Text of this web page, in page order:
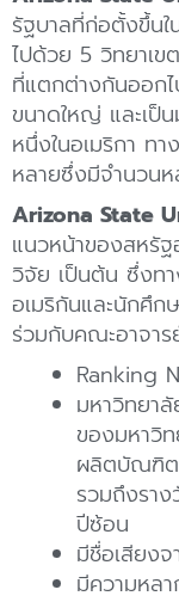
รัฐบาลที่ก่อตั้งขึ้น
ไปด้วย 5 วิทยาเข
ที่แตกต่างกันออก
ขนาดใหญ่ และเป็
หนึ่งในอเมริกา ท
หลายซึ่งมีจำนวน
Arizona State
แนวหน้าของสหรัฐ
วิจัย เป็นต้น ซึ่งท
อเมริกันและนักศึก
ร่วมกับคณะอาจาร
Ranking
มหาวิทยา
ของมหาวิ
ผลิตบัณฑิต
รวมถึงรา
ปีซ้อน
มีชื่อเสียง
มีความหล